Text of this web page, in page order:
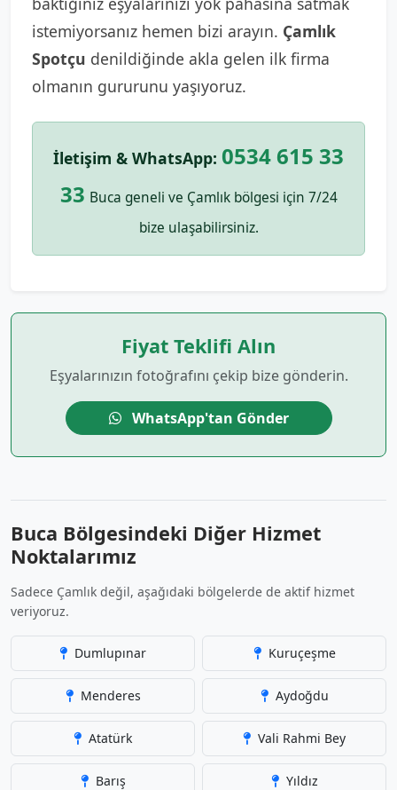
istemiyorsanız hemen bizi arayın. Çamlık
Spotçu denildiğinde akla gelen ilk firma
olmanın gururunu yaşıyoruz.
İletişim & WhatsApp: 0534 615 33
33 Buca geneli ve Çamlık bölgesi için 7/24
bize ulaşabilirsiniz.
Fiyat Teklifi Alın
Eşyalarınızın fotoğrafını çekip bize gönderin.
WhatsApp'tan Gönder
Buca Bölgesindeki Diğer Hizmet
Noktalarımız
Sadece Çamlık değil, aşağıdaki bölgelerde de aktif hizmet
veriyoruz.
Dumlupınar Kuruçeşme
Menderes Aydoğdu
Atatürk Vali Rahmi Bey
Barış Yıldız